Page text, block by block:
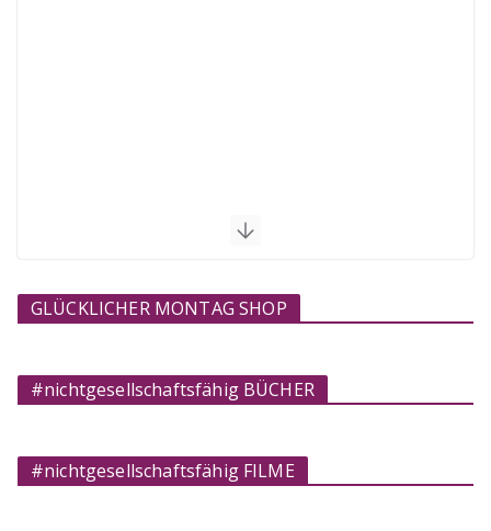
GLÜCKLICHER MONTAG SHOP
#nichtgesellschaftsfähig BÜCHER
#nichtgesellschaftsfähig FILME